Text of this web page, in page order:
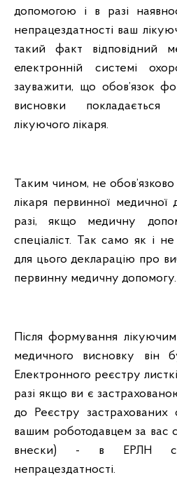
допомогою і в разі
непрацездатності ваш
такий факт відповідний
електронній системі
зауважити, що обов’язок
висновки
лікуючого лікаря.
Таким чином, не
лікаря первинної
разі, якщо медичну
спеціаліст. Так само як і
для цього декларацію про
первинну медичну допомогу.
Після формування лікуючим
медичного висновку він
Електронного реєстру
разі якщо ви є
до Реєстру застрахованих
вашим роботодавцем за вас
внески) - в ЕРЛН
непрацездатності.